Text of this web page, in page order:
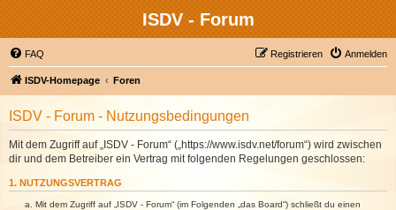
ISDV - Forum
FAQ Anmelden
Registrieren
ISDV-Homepage Foren
ISDV - Forum - Nutzungsbedingungen
Mit dem Zugriff auf „ISDV - Forum“ („https://www.isdv.net/forum“) wird zwischen
dir und dem Betreiber ein Vertrag mit folgenden Regelungen geschlossen:
1. NUTZUNGSVERTRAG
Mit dem Zugriff auf „ISDV - Forum“ (im Folgenden „das Board“) schließt du einen